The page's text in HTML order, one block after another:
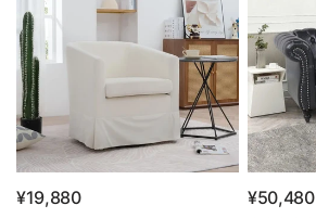
¥19,880 ¥50,480